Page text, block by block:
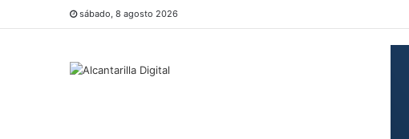
sábado, 8 agosto 2026